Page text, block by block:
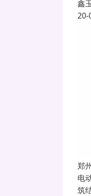
鑫
20-
郑
电
筑